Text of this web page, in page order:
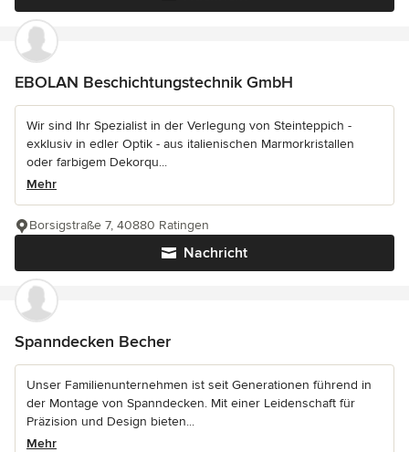
EBOLAN Beschichtungstechnik GmbH
Wir sind Ihr Spezialist in der Verlegung von Steinteppich -
exklusiv in edler Optik - aus italienischen Marmorkristallen
oder farbigem Dekorqu...
Mehr
Nachricht
Borsigstraße 7, 40880 Ratingen
Spanndecken Becher
Unser Familienunternehmen ist seit Generationen führend in
der Montage von Spanndecken. Mit einer Leidenschaft für
Präzision und Design bieten...
Mehr